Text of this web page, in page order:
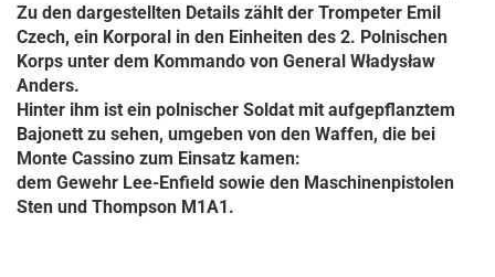
Zu den dargestellten Details zählt der Trompeter Emil
Czech, ein Korporal in den Einheiten des 2. Polnischen
Korps unter dem Kommando von General Władysław
Anders.
Hinter ihm ist ein polnischer Soldat mit aufgepflanztem
Bajonett zu sehen, umgeben von den Waffen, die bei
Monte Cassino zum Einsatz kamen:
dem Gewehr Lee-Enfield sowie den Maschinenpistolen
Sten und Thompson M1A1.